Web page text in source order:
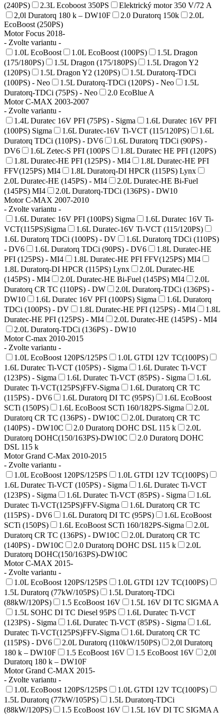
(240PS)
2.3L Ecoboost 350PS
Elektrický motor 350 V/72 A
2,0l Duratorq 180 k – DW10F
2.0 Duratorq 150k
2.0L
EcoBoost (250PS)
Motor Focus 2018-
- Zvolte variantu -
1.0L EcoBoost
1.0L EcoBoost (100PS)
1.5L Dragon
(175/180PS)
1.5L Dragon (175/180PS)
1.5L Dragon Y2
(120PS)
1.5L Dragon Y2 (120PS)
1.5L Duratorq-TDCi
(100PS) - Neo
1.5L Duratorq-TDCi (120PS) - Neo
1.5L
Duratorq-TDCi (75PS) - Neo
2.0 EcoBlue A
Motor C-MAX 2003-2007
- Zvolte variantu -
1.4L Duratec 16V PFI (75PS) - Sigma
1.6L Duratec 16V PFI
(100PS) Sigma
1.6L Duratec-16V Ti-VCT (115/120PS)
1.6L
Duratorq TDCi (110PS) - DV6
1.6L Duratorq TDCi (90PS) -
DV6
1.6L Zetec-S PFI (100PS
1.8L Duratec HE PFI (120PS)
1.8L Duratec-HE PFI (125PS) - MI4
1.8L Duratec-HE PFI
FFV(125PS) MI4
1.8L Duratorq-DI HPCR (115PS) Lynx
2.0L Duratec-HE (145PS) - MI4
2.0L Duratec-HE Bi-Fuel
(145PS) MI4
2.0L Duratorq-TDCi (136PS) - DW10
Motor C-MAX 2007-2010
- Zvolte variantu -
1.6L Duratec 16V PFI (100PS) Sigma
1.6L Duratec 16V Ti-
VCT(115PS)Sigma
1.6L Duratec-16V Ti-VCT (115/120PS)
1.6L Duratorq TDCi (100PS) - DV
1.6L Duratorq TDCi (110PS)
- DV6
1.6L Duratorq TDCi (90PS) - DV6
1.8L Duratec-HE
PFI (125PS) - MI4
1.8L Duratec-HE PFI FFV(125PS) MI4
1.8L Duratorq-DI HPCR (115PS) Lynx
2.0L Duratec-HE
(145PS) - MI4
2.0L Duratec-HE Bi-Fuel (145PS) MI4
2.0L
Duratorq CR TC (110PS) - DW
2.0L Duratorq-TDCi (136PS) -
DW10
1.6L Duratec 16V PFI (100PS) Sigma
1.6L Duratorq
TDCi (100PS) - DV
1.8L Duratec-HE PFI (125PS) - MI4
1.8L
Duratec-HE PFI (125PS) - MI4
2.0L Duratec-HE (145PS) - MI4
2.0L Duratorq-TDCi (136PS) - DW10
Motor C-max 2010-2015
- Zvolte variantu -
1.0L EcoBoost 120PS/125PS
1.0L GTDI 12V TC(100PS)
1.6L Duratec Ti-VCT (105PS) - Sigma
1.6L Duratec Ti-VCT
(123PS) - Sigma
1.6L Duratec Ti-VCT (85PS) - Sigma
1.6L
Duratec Ti-VCT(125PS)FFV-Sigma
1.6L Duratorq CR TC
(115PS) - DV6
1.6L Duratorq DI TC (95PS)
1.6L EcoBoost
SCTi (150PS)
1.6L EcoBoost SCTi 160/182PS-Sigma
2.0L
Duratorq CR TC (136PS) - DW10C
2.0L Duratorq CR TC
(140PS) - DW10C
2.0 Duratorq DOHC DSL 115 k
2.0L
Duratorq DOHC(150/163PS)-DW10C
2.0 Duratorq DOHC
DSL 115 k
Motor Grand C-Max 2010-2015
- Zvolte variantu -
1.0L EcoBoost 120PS/125PS
1.0L GTDI 12V TC(100PS)
1.6L Duratec Ti-VCT (105PS) - Sigma
1.6L Duratec Ti-VCT
(123PS) - Sigma
1.6L Duratec Ti-VCT (85PS) - Sigma
1.6L
Duratec Ti-VCT(125PS)FFV-Sigma
1.6L Duratorq CR TC
(115PS) - DV6
1.6L Duratorq DI TC (95PS)
1.6L EcoBoost
SCTi (150PS)
1.6L EcoBoost SCTi 160/182PS-Sigma
2.0L
Duratorq CR TC (136PS) - DW10C
2.0L Duratorq CR TC
(140PS) - DW10C
2.0 Duratorq DOHC DSL 115 k
2.0L
Duratorq DOHC(150/163PS)-DW10C
Motor C-MAX 2015-
- Zvolte variantu -
1.0L EcoBoost 120PS/125PS
1.0L GTDI 12V TC(100PS)
1.5L Duratorq (77kW/105PS)
1.5L Duratorq-TDCi
(88kW/120PS)
1.5 EcoBoost 16V
1.5L 16V DI TC SIGMA A
1.5L SOHC DI TC Diesel 95PS
1.6L Duratec Ti-VCT
(123PS) - Sigma
1.6L Duratec Ti-VCT (85PS) - Sigma
1.6L
Duratec Ti-VCT(125PS)FFV-Sigma
1.6L Duratorq CR TC
(115PS) - DV6
2.0L Duratorq (110kW/150PS)
2,0l Duratorq
180 k – DW10F
1.5 EcoBoost 16V 1.5 EcoBoost 16V
2,0l
Duratorq 180 k – DW10F
Motor Grand C-MAX 2015-
- Zvolte variantu -
1.0L EcoBoost 120PS/125PS
1.0L GTDI 12V TC(100PS)
1.5L Duratorq (77kW/105PS)
1.5L Duratorq-TDCi
(88kW/120PS)
1.5 EcoBoost 16V 1.5L 16V DI TC SIGMA A